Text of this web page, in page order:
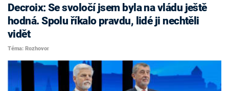
Decroix: Se svoločí jsem byla na vládu ještě
hodná. Spolu říkalo pravdu, lidé ji nechtěli
vidět
Téma: Rozhovor